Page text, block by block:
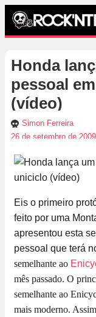
Honda
pessoal
(vídeo)
Simon Ferreira
26 de setembro de
Eis o primeiro
feito por uma
apresentou esta
pessoal que terá
semelhante ao
mês passado. O
semelhante ao
mais moderno.